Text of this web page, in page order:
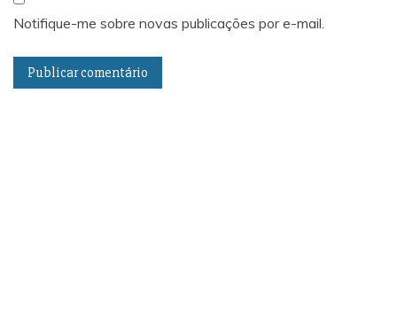
Notifique-me sobre novas publicações por e-mail.